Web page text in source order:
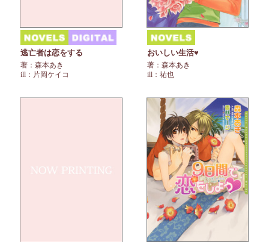
逃亡者は恋をする
著：森本あき
ill：片岡ケイコ
おいしい生活♥
著：森本あき
ill：祐也